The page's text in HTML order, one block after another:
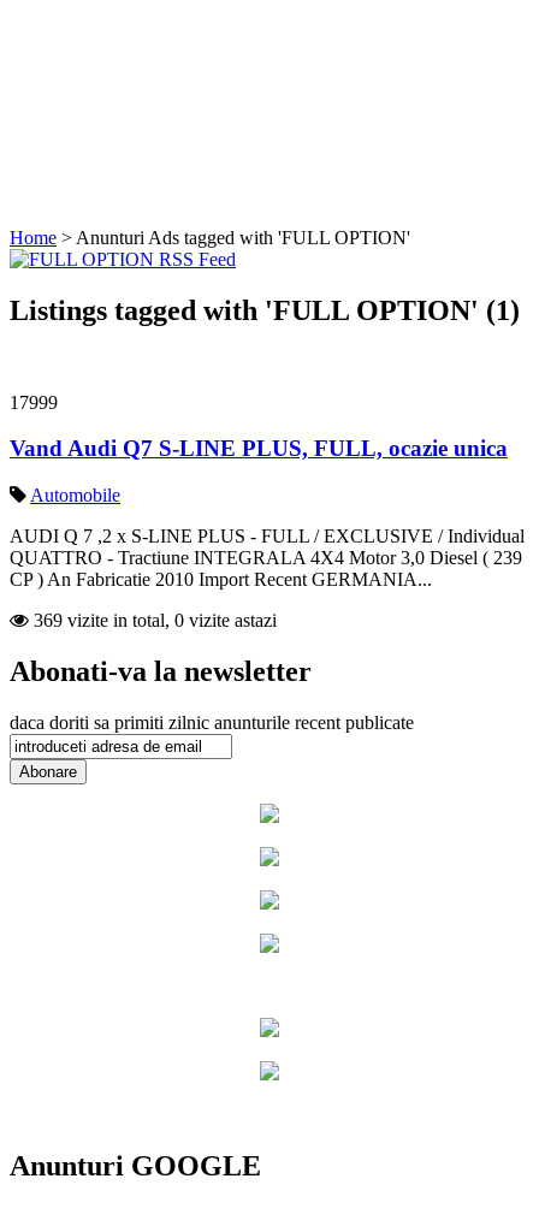
Home > Anunturi Ads tagged with 'FULL OPTION'
Listings tagged with 'FULL OPTION' (1)
17999
Vand Audi Q7 S-LINE PLUS, FULL, ocazie unica
Automobile
AUDI Q 7 ,2 x S-LINE PLUS - FULL / EXCLUSIVE / Individual
QUATTRO - Tractiune INTEGRALA 4X4 Motor 3,0 Diesel ( 239
CP ) An Fabricatie 2010 Import Recent GERMANIA...
369 vizite in total, 0 vizite astazi
Abonati-va la newsletter
daca doriti sa primiti zilnic anunturile recent publicate
Anunturi GOOGLE